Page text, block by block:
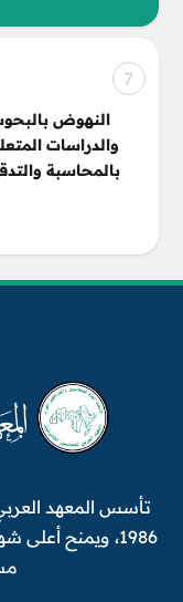
7
النهوض
والدراسات
بالمحاسبة
تأسس المعهد
1986، ويمنح